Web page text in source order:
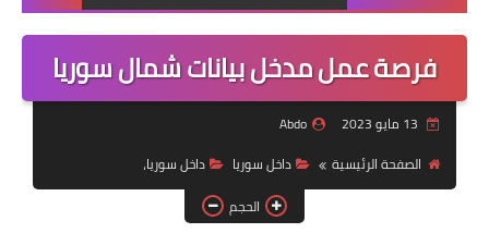
القائمة
مناقصات
فرص عمل في تركيا
فرص عمل في العراق
فرصة عمل مدخل بيانات شمال سوريا
Abdo
الصفحة الرئيسية
داخل سوريا
داخل سوريا،
الحجم